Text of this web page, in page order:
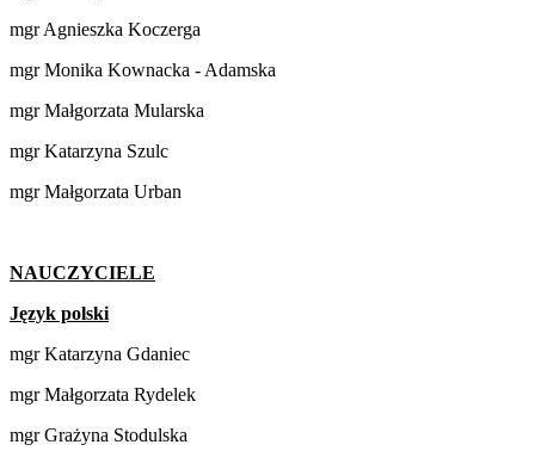
mgr Agnieszka Koczerga
mgr Monika Kownacka - Adamska
mgr Małgorzata Mularska
mgr Katarzyna Szulc
mgr Małgorzata Urban
NAUCZYCIELE
Język polski
mgr Katarzyna Gdaniec
mgr Małgorzata Rydelek
mgr Grażyna Stodulska